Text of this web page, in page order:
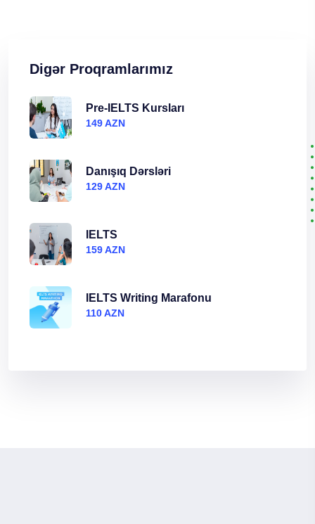
Digər Proqramlarımız
Pre-IELTS Kursları
149 AZN
Danışıq Dərsləri
129 AZN
IELTS
159 AZN
IELTS Writing Marafonu
110 AZN